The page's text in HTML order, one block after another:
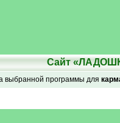
Сайт
выбранной программы для